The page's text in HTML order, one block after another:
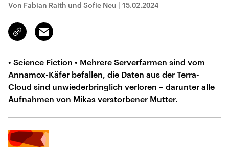
Von Fabian Raith und Sofie Neu | 15.02.2024
Link
kopieren/teilen
Email
• Science Fiction • Mehrere Serverfarmen sind vom
Annamox-Käfer befallen, die Daten aus der Terra-
Cloud sind unwiederbringlich verloren – darunter alle
Aufnahmen von Mikas verstorbener Mutter.